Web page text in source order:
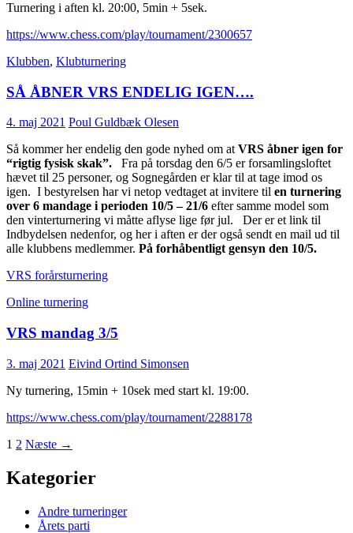
Turnering i aften kl. 20:00, 5min + 5sek.
https://www.chess.com/play/tournament/2300657
Klubben, Klubturnering
SÅ ÅBNER VRS ENDELIG IGEN….
4. maj 2021 Poul Guldbæk Olesen
Så kommer her endelig den gode nyhed om atVRS åbner igen for
“rigtig fysisk skak”.
Fra på torsdag den 6/5 er forsamlingsloftet
hævet til 25 personer, og Sognegården er klar til at tage imod os
igen. I bestyrelsen har vi netop vedtaget at invitere til en turnering
over 6 mandage i perioden 10/5 – 21/6 efter samme model som
den vinterturnering vi måtte aflyse lige før jul. Der er et link til
Indbydelsen nedenfor, og her i aften er der også sendt en mail ud til
alle klubbens medlemmer. På forhåbentligt gensyn den 10/5.
VRS forårsturnering
Online turnering
VRS mandag 3/5
3. maj 2021 Eivind Ortind Simonsen
Ny turnering, 15min + 10sek med start kl. 19:00.
https://www.chess.com/play/tournament/2288178
Indlægsnavigation
1 2 Næste →
Kategorier
Andre turneringer
Årets parti